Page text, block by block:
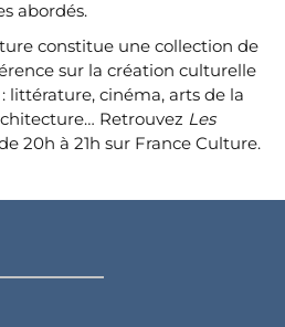
abordés.
constitue une collection de
sur la création culturelle
littérature, cinéma, arts de la
Retrouvez Les
20h à 21h sur France Culture.